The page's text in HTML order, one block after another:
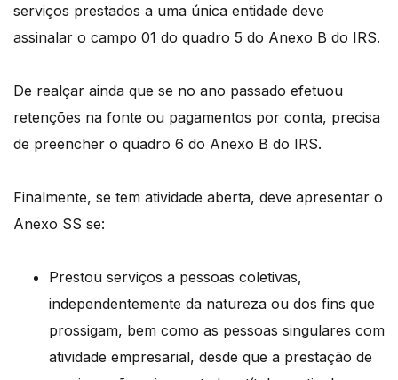
serviços prestados a uma única entidade deve
assinalar o campo 01 do quadro 5 do Anexo B do IRS.
De realçar ainda que se no ano passado efetuou
retenções na fonte ou pagamentos por conta, precisa
de preencher o quadro 6 do Anexo B do IRS.
Finalmente, se tem atividade aberta, deve apresentar o
Anexo SS se:
Prestou serviços a pessoas coletivas,
independentemente da natureza ou dos fins que
prossigam, bem como as pessoas singulares com
atividade empresarial, desde que a prestação de